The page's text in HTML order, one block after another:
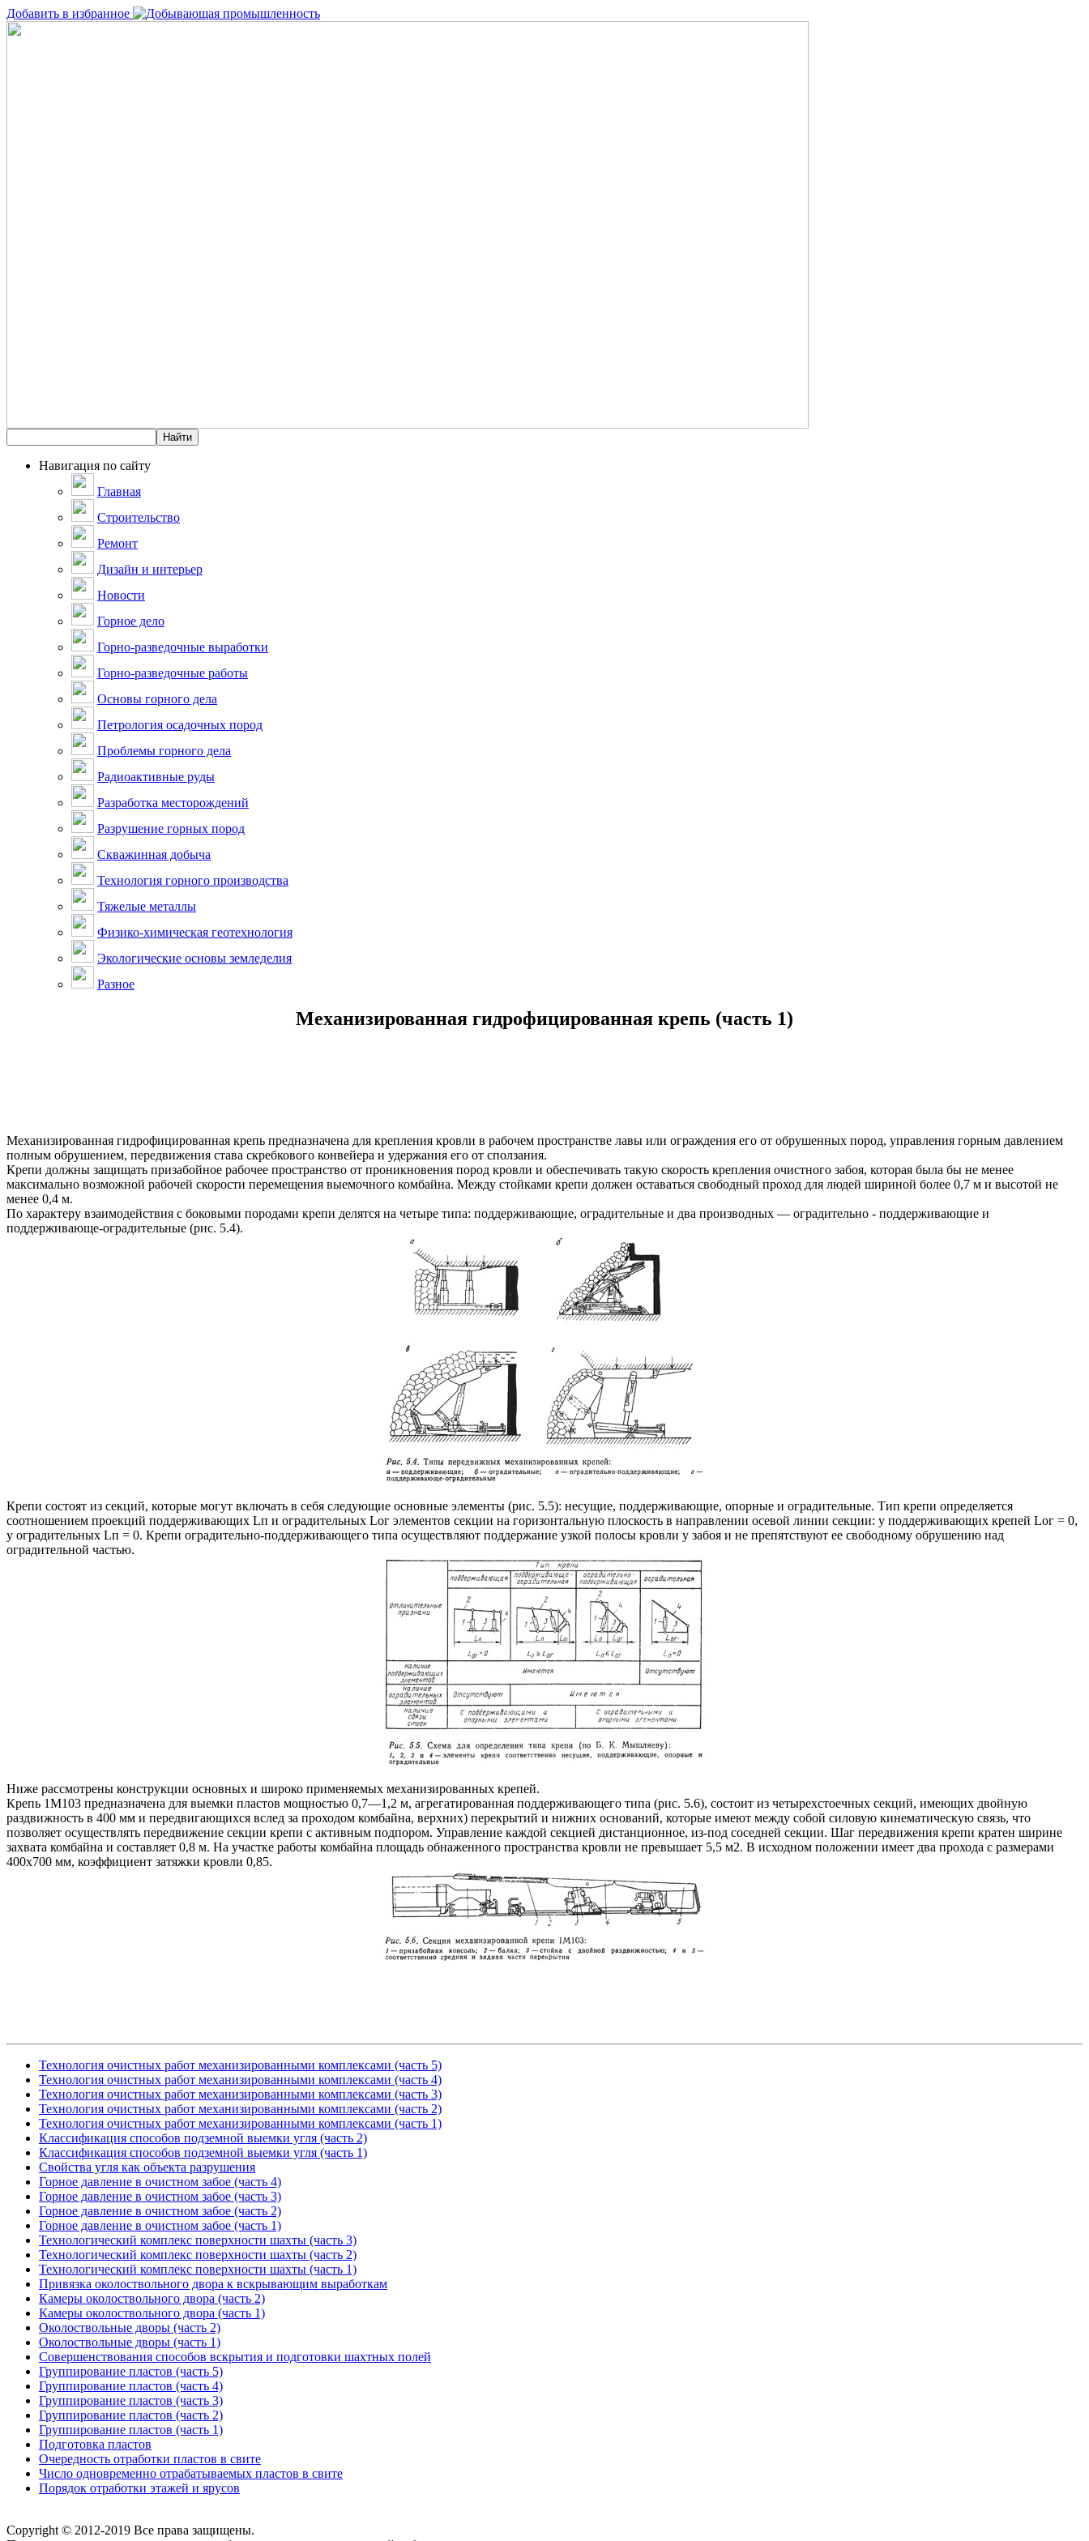
Добавить в избранное
Навигация по сайту
Главная
Строительство
Ремонт
Дизайн и интерьер
Новости
Горное дело
Горно-разведочные выработки
Горно-разведочные работы
Основы горного дела
Петрология осадочных пород
Проблемы горного дела
Радиоактивные руды
Разработка месторождений
Разрушение горных пород
Скважинная добыча
Технология горного производства
Тяжелые металлы
Физико-химическая геотехнология
Экологические основы земледелия
Разное
Механизированная гидрофицированная крепь (часть 1)
Механизированная гидрофицированная крепь предназначена для крепления кровли в рабочем пространстве лавы или ограждения его от обрушенных пород, управления горным давлением
полным обрушением, передвижения става скребкового конвейера и удержания его от сползания.
Крепи должны защищать призабойное рабочее пространство от проникновения пород кровли и обеспечивать такую скорость крепления очистного забоя, которая была бы не менее
максимально возможной рабочей скорости перемещения выемочного комбайна. Между стойками крепи должен оставаться свободный проход для людей шириной более 0,7 м и высотой не
менее 0,4 м.
По характеру взаимодействия с боковыми породами крепи делятся на четыре типа: поддерживающие, оградительные и два производных — оградительно - поддерживающие и
поддерживающе-оградительные (рис. 5.4).
Крепи состоят из секций, которые могут включать в себя следующие основные элементы (рис. 5.5): несущие, поддерживающие, опорные и оградительные. Тип крепи определяется
соотношением проекций поддерживающих Lп и оградительных Lог элементов секции на горизонтальную плоскость в направлении осевой линии секции: у поддерживающих крепей Lог = 0,
у оградительных Lп = 0. Крепи оградительно-поддерживающего типа осуществляют поддержание узкой полосы кровли у забоя и не препятствуют ее свободному обрушению над
оградительной частью.
Ниже рассмотрены конструкции основных и широко применяемых механизированных крепей.
Крепь 1М103 предназначена для выемки пластов мощностью 0,7—1,2 м, агрегатированная поддерживающего типа (рис. 5.6), состоит из четырехстоечных секций, имеющих двойную
раздвижность в 400 мм и передвигающихся вслед за проходом комбайна, верхних) перекрытий и нижних оснований, которые имеют между собой силовую кинематическую связь, что
позволяет осуществлять передвижение секции крепи с активным подпором. Управление каждой секцией дистанционное, из-под соседней секции. Шаг передвижения крепи кратен ширине
захвата комбайна и составляет 0,8 м. На участке работы комбайна площадь обнаженного пространства кровли не превышает 5,5 м2. В исходном положении имеет два прохода с размерами
400х700 мм, коэффициент затяжки кровли 0,85.
Технология очистных работ механизированными комплексами (часть 5)
Технология очистных работ механизированными комплексами (часть 4)
Технология очистных работ механизированными комплексами (часть 3)
Технология очистных работ механизированными комплексами (часть 2)
Технология очистных работ механизированными комплексами (часть 1)
Классификация способов подземной выемки угля (часть 2)
Классификация способов подземной выемки угля (часть 1)
Свойства угля как объекта разрушения
Горное давление в очистном забое (часть 4)
Горное давление в очистном забое (часть 3)
Горное давление в очистном забое (часть 2)
Горное давление в очистном забое (часть 1)
Технологический комплекс поверхности шахты (часть 3)
Технологический комплекс поверхности шахты (часть 2)
Технологический комплекс поверхности шахты (часть 1)
Привязка околоствольного двора к вскрывающим выработкам
Камеры околоствольного двора (часть 2)
Камеры околоствольного двора (часть 1)
Околоствольные дворы (часть 2)
Околоствольные дворы (часть 1)
Совершенствования способов вскрытия и подготовки шахтных полей
Группирование пластов (часть 5)
Группирование пластов (часть 4)
Группирование пластов (часть 3)
Группирование пластов (часть 2)
Группирование пластов (часть 1)
Подготовка пластов
Очередность отработки пластов в свите
Число одновременно отрабатываемых пластов в свите
Порядок отработки этажей и ярусов
Copyright © 2012-2019 Все права защищены.